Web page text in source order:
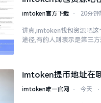
imtoken官方下载 ⋅ 20分钟
讲真,imtoken钱包资源吧这
途径,有的人则表示是第三
imtoken提币地址在
imtoken唯一官网 ⋅ 今天 ⋅